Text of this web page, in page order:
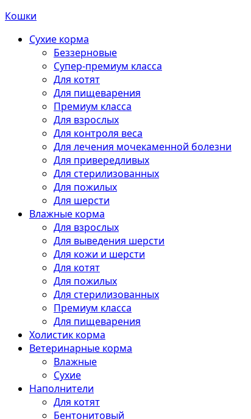
Кошки
Сухие корма
Беззерновые
Супер-премиум класса
Для котят
Для пищеварения
Премиум класса
Для взрослых
Для контроля веса
Для лечения мочекаменной болезни
Для привередливых
Для стерилизованных
Для пожилых
Для шерсти
Влажные корма
Для взрослых
Для выведения шерсти
Для кожи и шерсти
Для котят
Для пожилых
Для стерилизованных
Премиум класса
Для пищеварения
Холистик корма
Ветеринарные корма
Влажные
Сухие
Наполнители
Для котят
Бентонитовый